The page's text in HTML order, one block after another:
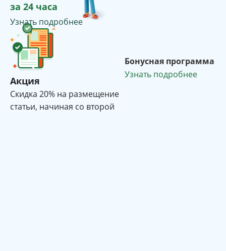
за 24 часа
Узнать подробнее
Акция
Cкидка 20% на размещение
статьи, начиная со второй
Бонусная программа
Узнать подробнее